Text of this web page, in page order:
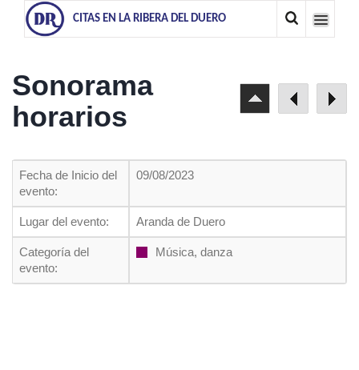
CITAS EN LA RIBERA DEL DUERO
Sonorama
horarios
Fecha de Inicio del
evento:
09/08/2023
Lugar del evento: Aranda de Duero
Categoría del
evento:
Música, danza